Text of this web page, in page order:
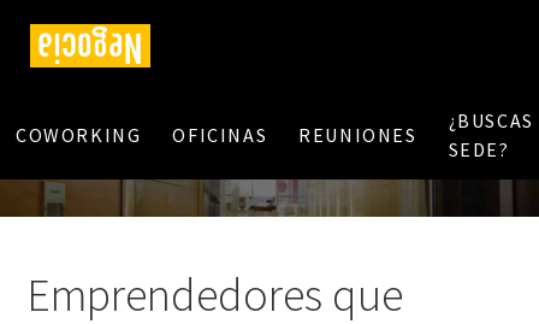
COWORKING OFICINAS REUNIONES
¿BUSCAS
SEDE?
Emprendedores que